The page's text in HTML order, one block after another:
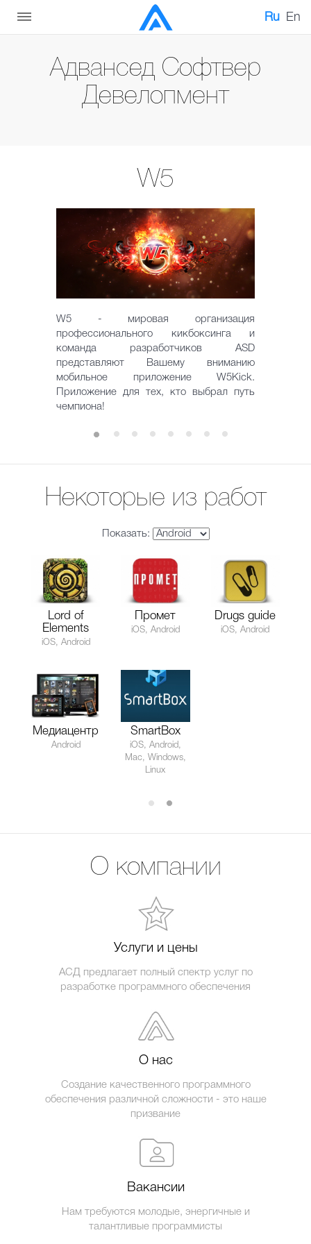
Ru En
Адвансед Софтвер
Девелопмент
W5
W5 - мировая организация
профессионального кикбоксинга и
команда разработчиков ASD
представляют Вашему вниманию
мобильное приложение W5Kick.
Приложение для тех, кто выбрал путь
чемпиона!
Некоторые из работ
Показать:
Lord of
Elements
iOS, Android
Промет
iOS, Android
Drugs guide
iOS, Android
Медиацентр
Android
SmartBox
iOS, Android,
Mac, Windows,
Linux
О компании
Услуги и цены
АСД предлагает полный спектр услуг по
разработке программного обеспечения
О нас
Создание качественного программного
обеспечения различной сложности - это наше
призвание
Вакансии
Нам требуются молодые, энергичные и
талантливые программисты